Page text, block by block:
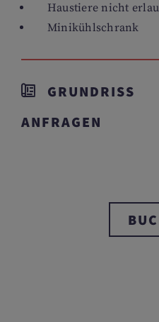
Haustiere nicht
Minikühlschrank
GRUNDRISS
ANFRAGEN